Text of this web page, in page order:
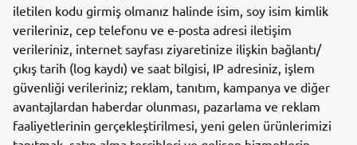
iletilen kodu girmiş olmanız halinde isim, soy isim kimlik
verileriniz, cep telefonu ve e-posta adresi iletişim
verileriniz, internet sayfası ziyaretinize ilişkin bağlantı/
çıkış tarih (log kaydı) ve saat bilgisi, IP adresiniz, işlem
güvenliği verileriniz; reklam, tanıtım, kampanya ve diğer
avantajlardan haberdar olunması, pazarlama ve reklam
faaliyetlerinin gerçekleştirilmesi, yeni gelen ürünlerimizi